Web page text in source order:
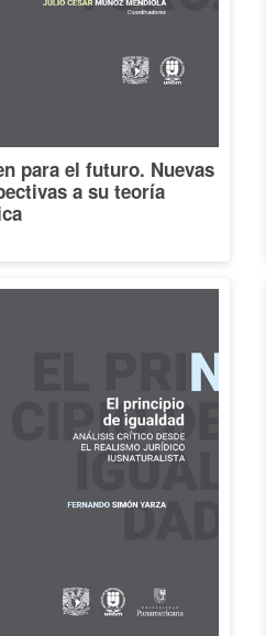
para el futuro. Nuevas
a su teoría